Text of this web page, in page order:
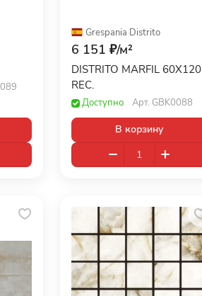
Grespania·Distrito
6 151 ₽/м²
DISTRITO MARFIL 60X120
REC.
Доступно Арт. GBK0088
В корзину